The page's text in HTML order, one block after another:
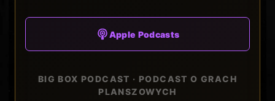
Apple Podcasts
BIG BOX PODCAST · PODCAST O GRACH
PLANSZOWYCH